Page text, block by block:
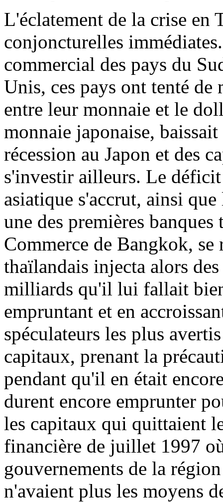
L'éclatement de la crise en
conjoncturelles
commercial des pays du
Unis, ces pays ont tenté
entre leur monnaie et le
monnaie japonaise,
récession au Japon et des
s'investir ailleurs. Le
asiatique s'accrut, ainsi
une des premières
Commerce de Bangkok,
thaïlandais injecta alors
milliards qu'il lui fallait
empruntant et en
spéculateurs les plus
capitaux, prenant la
pendant qu'il en était
durent encore emprunter
les capitaux qui quittaient
financière de juillet 1997
gouvernements de la
n'avaient plus les moyens